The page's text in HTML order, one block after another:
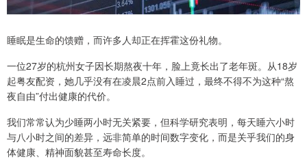
睡眠是生命的馈赠，而许多人却正在挥霍这份礼物。
一位27岁的杭州女子因长期熬夜十年，脸上竟长出了老年斑。从18岁
起粤友配资，她几乎没有在凌晨2点前入睡过，最终不得不为这种“熬
夜自由”付出健康的代价。
我们常常认为少睡两小时无关紧要，但科学研究表明，每天睡六小时
与八小时之间的差异，远非简单的时间数字变化，而是关乎我们的身
体健康、精神面貌甚至寿命长度。